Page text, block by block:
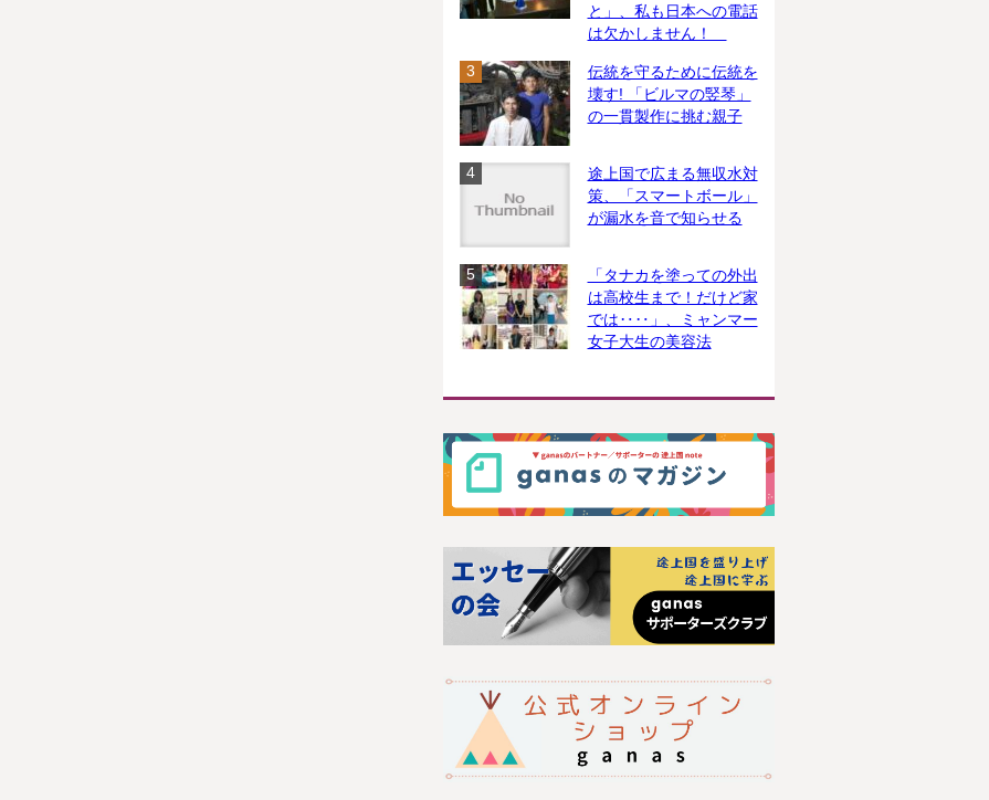
と」、私も日本への電話
は欠かしません！
伝統を守るために伝統を
壊す! 「ビルマの竪琴」
の一貫製作に挑む親子
途上国で広まる無収水対
策、「スマートボール」
が漏水を音で知らせる
「タナカを塗っての外出
は高校生まで！だけど家
では‥‥」、ミャンマー
女子大生の美容法